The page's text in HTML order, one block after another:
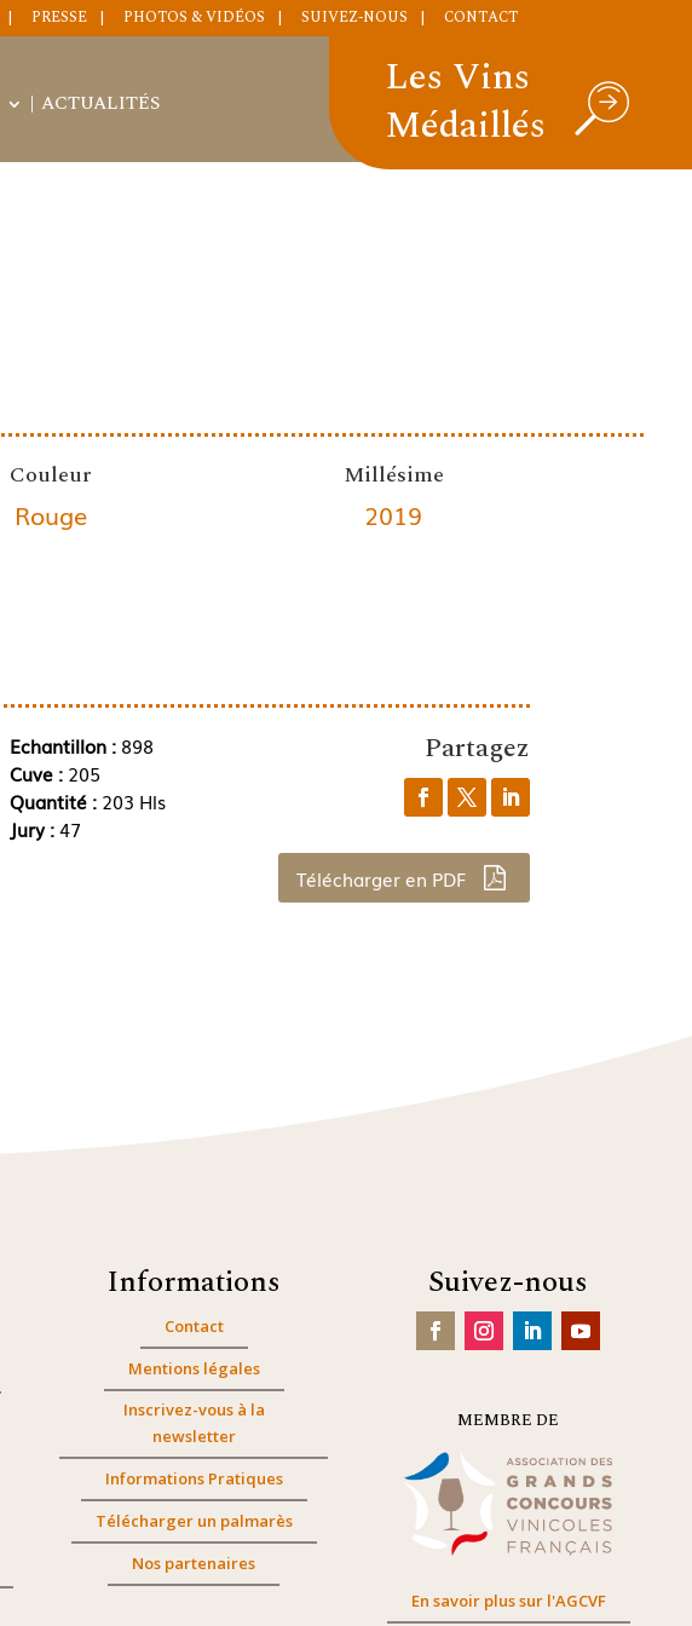
PRESSE PHOTOS & VIDÉOS SUIVEZ-NOUS CONTACT
ACTUALITÉS
Les Vins
Médaillés
Couleur
Rouge
Millésime
2019
Echantillon :898
Cuve : 205
Quantité : 203 Hls
Jury :47
Partagez
Télécharger en PDF
Informations
Contact
Mentions légales
Inscrivez-vous à la
newsletter
Informations Pratiques
Télécharger un palmarès
Nos partenaires
Suivez-nous
MEMBRE DE
En savoir plus sur l'AGCVF